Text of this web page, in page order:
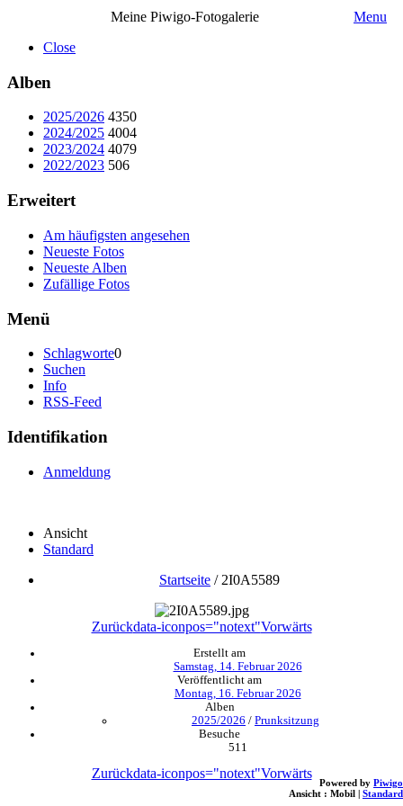
Meine Piwigo-Fotogalerie
Menu
Close
Alben
2025/2026 4350
2024/2025 4004
2023/2024 4079
2022/2023 506
Erweitert
Am häufigsten angesehen
Neueste Fotos
Neueste Alben
Zufällige Fotos
Menü
Schlagworte0
Suchen
Info
RSS-Feed
Identifikation
Anmeldung
Ansicht
Standard
Startseite / 2I0A5589
Zurückdata-iconpos="notext"Vorwärts
Erstellt am
Samstag, 14. Februar 2026
Veröffentlicht am
Montag, 16. Februar 2026
Alben
2025/2026 / Prunksitzung
Besuche
511
Zurückdata-iconpos="notext"Vorwärts
Powered by Piwigo
Ansicht : Mobil | Standard